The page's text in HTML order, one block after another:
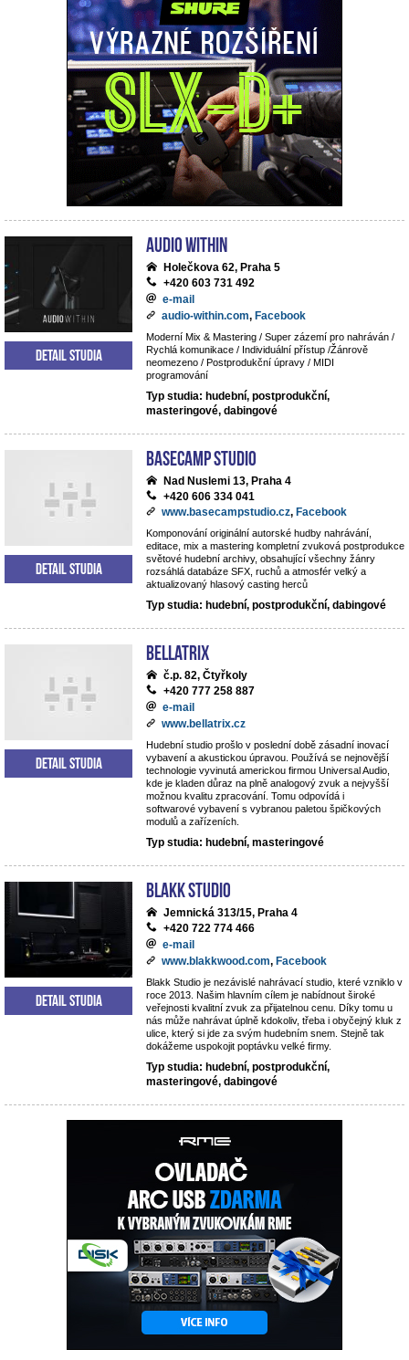
Audio Within
Holečkova 62, Praha 5
+420 603 731 492
e-mail
audio-within.com, Facebook
Moderní Mix & Mastering / Super zázemí pro nahráván /
Rychlá komunikace / Individuální přístup /Žánrově
neomezeno / Postprodukční úpravy / MIDI
programování
Typ studia: hudební, postprodukční,
masteringové, dabingové
Detail studia
BaseCamp studio
Nad Nuslemi 13, Praha 4
+420 606 334 041
www.basecampstudio.cz, Facebook
Komponování originální autorské hudby nahrávání,
editace, mix a mastering kompletní zvuková postprodukce
světové hudební archivy, obsahující všechny žánry
rozsáhlá databáze SFX, ruchů a atmosfér velký a
aktualizovaný hlasový casting herců
Typ studia: hudební, postprodukční, dabingové
Detail studia
BELLATRIX
č.p. 82, Čtyřkoly
+420 777 258 887
e-mail
www.bellatrix.cz
Hudební studio prošlo v poslední době zásadní inovací
vybavení a akustickou úpravou. Používá se nejnovější
technologie vyvinutá americkou firmou Universal Audio,
kde je kladen důraz na plně analogový zvuk a nejvyšší
možnou kvalitu zpracování. Tomu odpovídá i
softwarové vybavení s vybranou paletou špičkových
modulů a zařízeních.
Typ studia: hudební, masteringové
Detail studia
Blakk Studio
Jemnická 313/15, Praha 4
+420 722 774 466
e-mail
www.blakkwood.com, Facebook
Blakk Studio je nezávislé nahrávací studio, které vzniklo v
roce 2013. Našim hlavním cílem je nabídnout široké
veřejnosti kvalitní zvuk za přijatelnou cenu. Díky tomu u
nás může nahrávat úplně kdokoliv, třeba i obyčejný kluk z
ulice, který si jde za svým hudebním snem. Stejně tak
dokážeme uspokojit poptávku velké firmy.
Typ studia: hudební, postprodukční,
masteringové, dabingové
Detail studia